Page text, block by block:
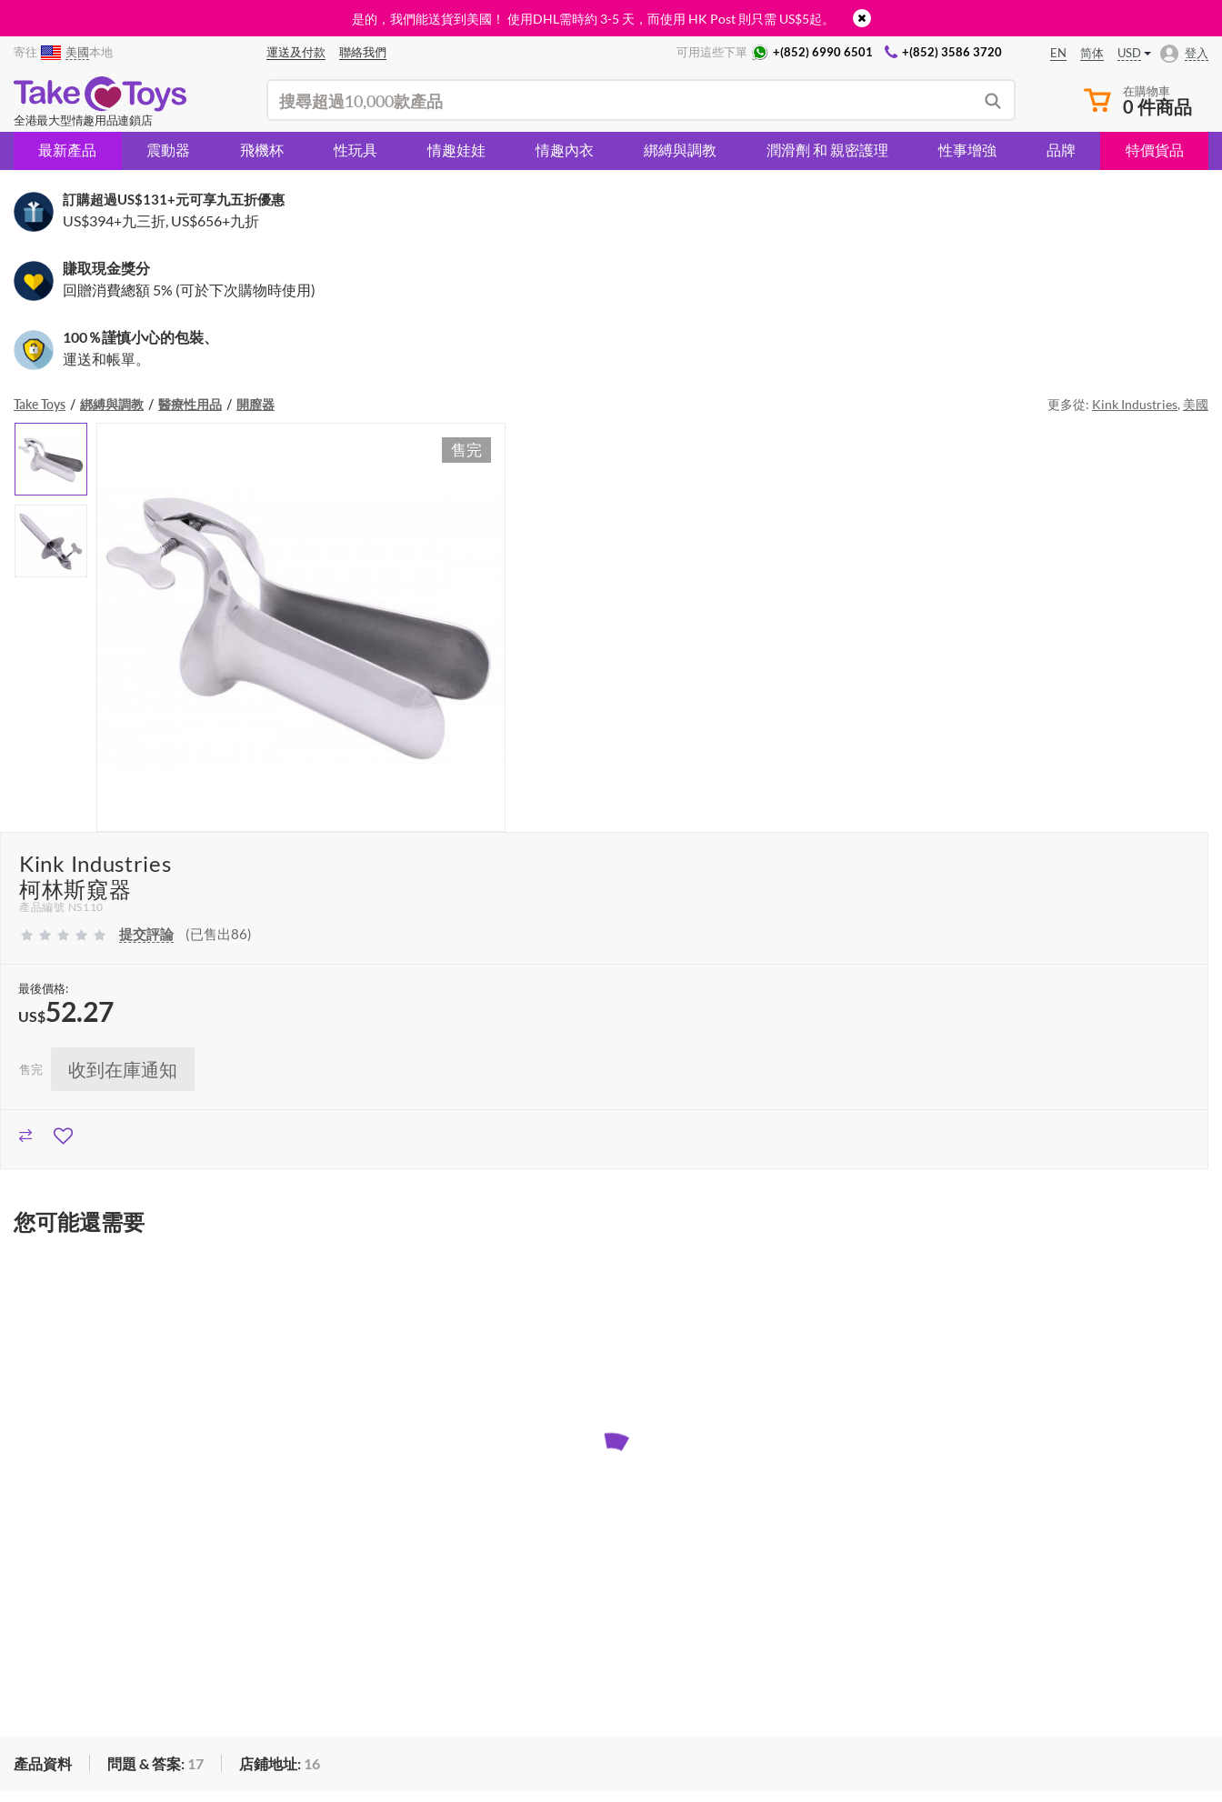
是的，我們能送貨到美國！ 使用DHL需時約 3-5 天，而使用 HK Post 則只需 US$5起。
寄往 美國本地 運送及付款 聯絡我們 可用這些下單 +(852) 6990 6501 +(852) 3586 3720 EN 简体 USD 登入
在購物車
0 件商品
全港最大型情趣用品連鎖店
最新產品 震動器 飛機杯 性玩具 情趣娃娃 情趣內衣 綁縛與調教 潤滑劑 和 親密護理 性事增強 品牌 特價貨品
訂購超過US$131+元可享九五折優惠
US$394+九三折, US$656+九折
賺取現金獎分
回贈消費總額 5% (可於下次購物時使用)
100％謹慎小心的包裝、
運送和帳單。
Take Toys 綁縛與調教 醫療性用品 開膣器 更多從: Kink Industries, 美國
Kink Industries
柯林斯窺器
產品編號 NS110
提交評論 (已售出86)
最後價格:
US$52.27
售完 收到在庫通知
您可能還需要
產品資料 問題 & 答案: 17 店鋪地址: 16